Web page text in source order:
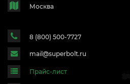
Москва
8 (800) 500-7727
mail@superbolt.ru
Прайс-лист